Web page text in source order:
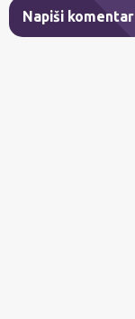
Napiši komentar